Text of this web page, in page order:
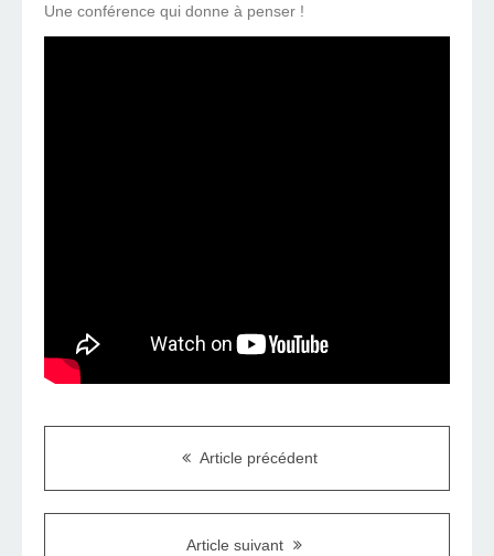
Une conférence qui donne à penser !
Article précédent
Article suivant